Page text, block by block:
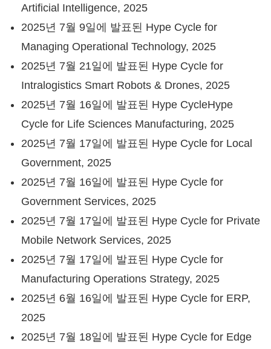
Artificial Intelligence, 2025
2025년 7월 9일에 발표된 Hype Cycle for
Managing Operational Technology, 2025
2025년 7월 21일에 발표된 Hype Cycle for
Intralogistics Smart Robots & Drones, 2025
2025년 7월 16일에 발표된 Hype CycleHype
Cycle for Life Sciences Manufacturing, 2025
2025년 7월 17일에 발표된 Hype Cycle for Local
Government, 2025
2025년 7월 16일에 발표된 Hype Cycle for
Government Services, 2025
2025년 7월 17일에 발표된 Hype Cycle for Private
Mobile Network Services, 2025
2025년 7월 17일에 발표된 Hype Cycle for
Manufacturing Operations Strategy, 2025
2025년 6월 16일에 발표된 Hype Cycle for ERP,
2025
2025년 7월 18일에 발표된 Hype Cycle for Edge